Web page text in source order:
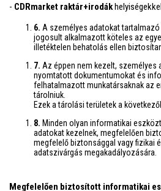
- CDRmarket raktár+irodák
6. A személyes adatokat
jogosult alkalmazott köteles az
illetéktelen behatolás ellen
7. Az éppen nem kezelt, személyes
nyomtatott dokumentumokat és
felhatalmazott munkatársaknak az
tárolniuk.
Ezek a tárolási területek a
8. Minden olyan informatikai
adatokat kezelnek, megfelelően
megfelelő biztonsággal vagy fizikai
adatszivárgás megakadályozására.
Megfelelően biztosított informatikai